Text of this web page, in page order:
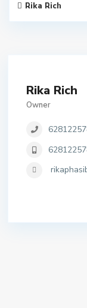
Rika Rich
Rika Rich
Owner